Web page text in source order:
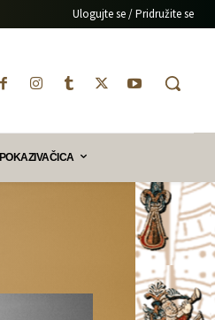
Ulogujte se / Pridružite se
POKAZIVAČICA